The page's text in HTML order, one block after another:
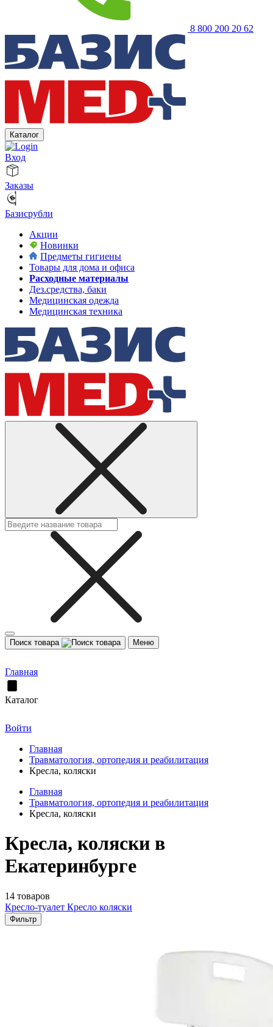
8 800 200 20 62
Каталог
Вход
Заказы
Базисрубли
Акции
Новинки
Предметы гигиены
Товары для дома и офиса
Расходные материалы
Дез.средства, баки
Медицинская одежда
Медицинская техника
Поиск товара Меню
Главная
Каталог
Войти
Главная
Травматология, ортопедия и реабилитация
Кресла, коляски
Главная
Травматология, ортопедия и реабилитация
Кресла, коляски
Кресла, коляски в
Екатеринбурге
14 товаров
Кресло-туалет Кресло коляски
Фильтр